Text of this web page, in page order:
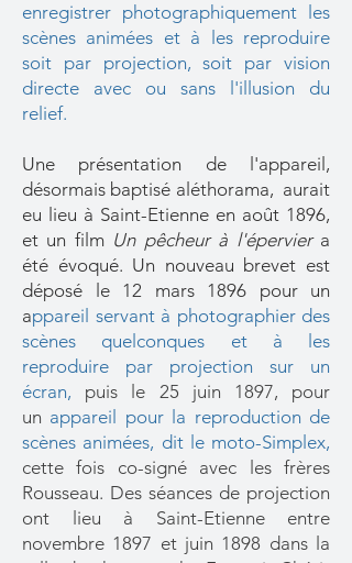
enregistrer photographiquement les
scènes animées et à les reproduire
soit par projection, soit par vision
directe avec ou sans l'illusion du
relief.
Une présentation de l'appareil,
désormais baptisé aléthorama, aurait
eu lieu à Saint-Etienne en août 1896,
et un film Un pêcheur à l'éperviera
été évoqué. Un nouveau brevet est
déposé le 12 mars 1896 pour un
appareil servant à photographier des
scènes quelconques et à les
reproduire par projection sur un
écran, puis le 25 juin 1897, pour
un appareil pour la reproduction de
scènes animées, dit le moto-Simplex,
cette fois co-signé avec les frères
Rousseau. Des séances de projection
ont lieu à Saint-Etienne entre
novembre 1897 et juin 1898 dans la